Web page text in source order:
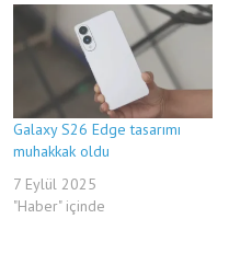
Galaxy S26 Edge tasarımı
muhakkak oldu
7 Eylül 2025
"Haber" içinde